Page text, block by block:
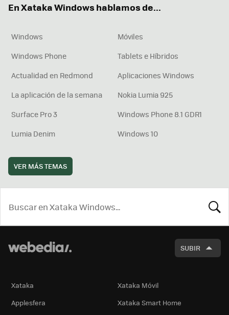
En Xataka Windows hablamos de...
Windows
Móviles
Windows Phone
Tablets e Híbridos
Actualidad en Redmond
Aplicaciones Windows
La aplicación de la semana
Nokia Lumia 925
Surface Pro 3
Windows Phone 8.1 GDR1
Lumia Denim
Windows 10
VER MÁS TEMAS
SUBIR
Xataka
Xataka Móvil
Applesfera
Xataka Smart Home